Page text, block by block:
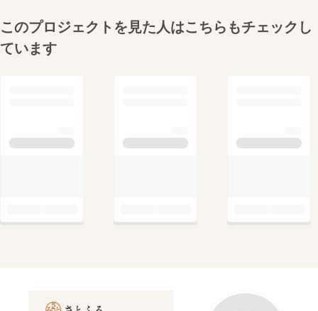
このプロジェクトを見た人はこちらもチェックし
ています